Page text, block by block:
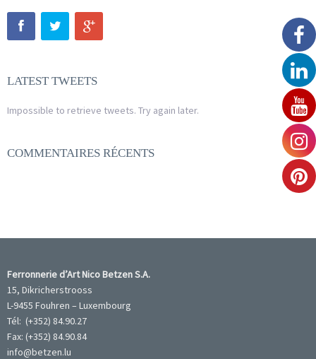
LATEST TWEETS
Impossible to retrieve tweets. Try again later.
COMMENTAIRES RÉCENTS
Ferronnerie d’Art Nico Betzen S.A.
15, Dikricherstrooss
L-9455 Fouhren – Luxembourg
Tél: (+352) 84.90.27
Fax: (+352) 84.90.84
info@betzen.lu